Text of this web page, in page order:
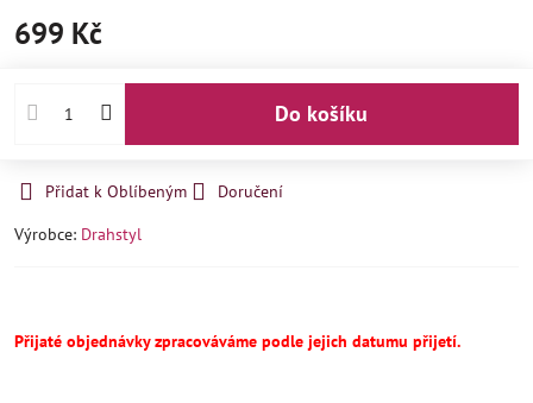
699 Kč
Do košíku
Přidat k Oblíbeným
Doručení
Výrobce: Drahstyl
Přijaté objednávky zpracováváme podle jejich datumu přijetí.